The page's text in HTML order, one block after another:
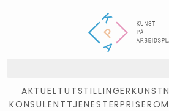
AKTUELTUTSTILLINGER
KONSULENTTJENESTERPRISER